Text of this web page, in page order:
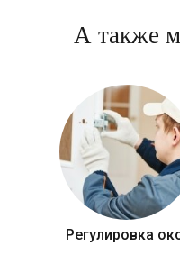
А также
Регулировка